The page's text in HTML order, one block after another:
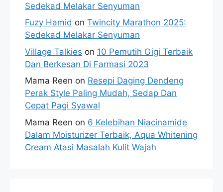
Sedekad Melakar Senyuman
Fuzy Hamid on Twincity Marathon 2025:
Sedekad Melakar Senyuman
Village Talkies on 10 Pemutih Gigi Terbaik
Dan Berkesan Di Farmasi 2023
Mama Reen on Resepi Daging Dendeng
Perak Style Paling Mudah, Sedap Dan
Cepat Pagi Syawal
Mama Reen on 6 Kelebihan Niacinamide
Dalam Moisturizer Terbaik, Aqua Whitening
Cream Atasi Masalah Kulit Wajah